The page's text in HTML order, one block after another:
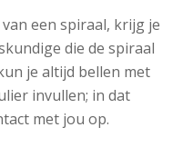
een spiraal, krijg je
die de spiraal
je altijd bellen met
invullen; in dat
met jou op.